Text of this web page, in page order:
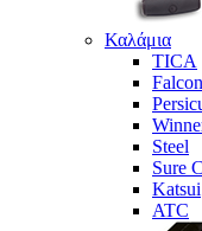
Καλάμια
TICA
Falcon
Steel
Sure
Katsui
ATC